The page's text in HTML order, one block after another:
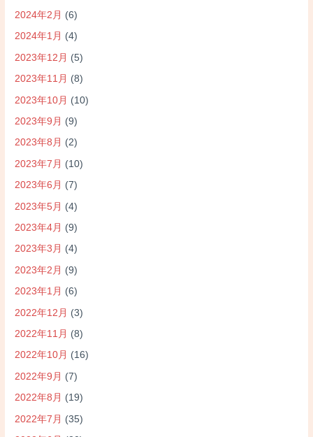
2024年2月 (6)
2024年1月 (4)
2023年12月 (5)
2023年11月 (8)
2023年10月 (10)
2023年9月 (9)
2023年8月 (2)
2023年7月 (10)
2023年6月 (7)
2023年5月 (4)
2023年4月 (9)
2023年3月 (4)
2023年2月 (9)
2023年1月 (6)
2022年12月 (3)
2022年11月 (8)
2022年10月 (16)
2022年9月 (7)
2022年8月 (19)
2022年7月 (35)